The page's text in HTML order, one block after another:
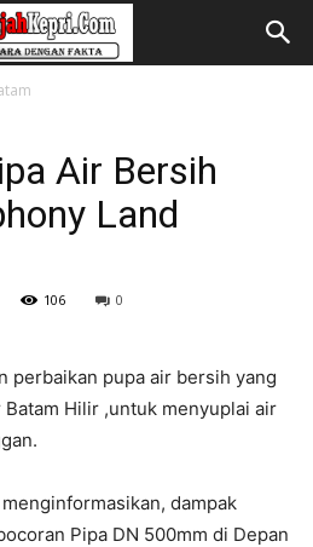
Air Bersih
Land
106 0
perbaikan pupa air bersih yang
Hilir ,untuk menyuplai air
dampak
Pipa DN 500mm di Depan